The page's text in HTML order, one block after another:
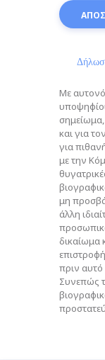
Με
και για
για
με την
μη
άλλη
δικαίωμα
πριν
Συνεπώς